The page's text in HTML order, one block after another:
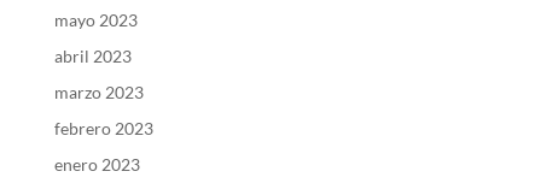
mayo 2023
abril 2023
marzo 2023
febrero 2023
enero 2023